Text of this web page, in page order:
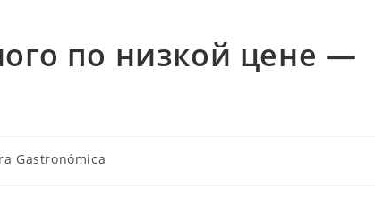
по низкой цене —
Gastronómica